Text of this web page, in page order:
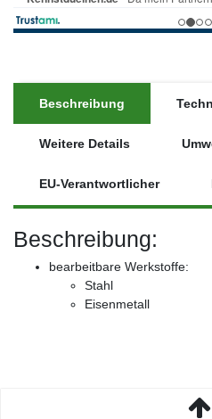
Beschreibung
Weitere Details
EU-Verantwortlicher
Beschreibung:
bearbeitbare Werkstoffe:
Stahl
Eisenmetall